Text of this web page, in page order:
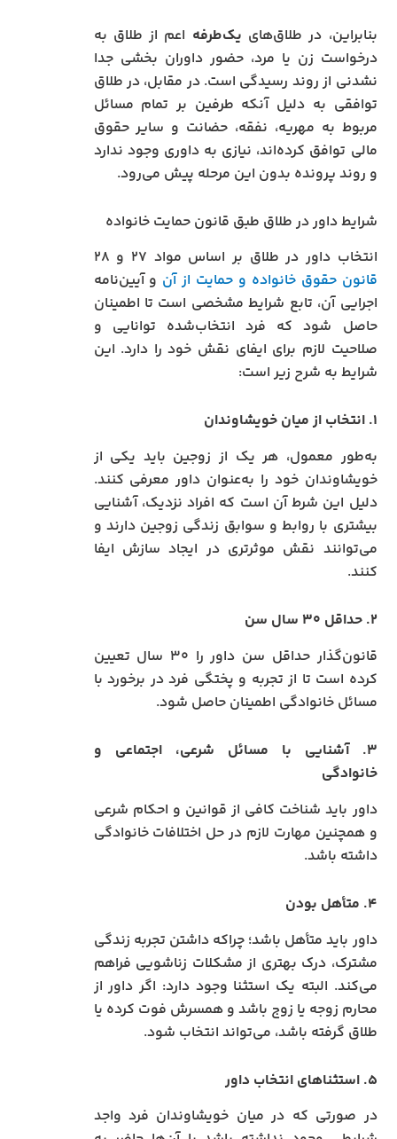
بنابراین، در طلاق‌های یک‌طرفه اعم از طلاق به
درخواست زن یا مرد، حضور داوران بخشی جدا
نشدنی از روند رسیدگی است. در مقابل، در طلاق
توافقی به دلیل آنکه طرفین بر تمام مسائل
مربوط به مهریه، نفقه، حضانت و سایر حقوق
مالی توافق کرده‌اند، نیازی به داوری وجود ندارد
و روند پرونده بدون این مرحله پیش می‌رود.
شرایط داور در طلاق طبق قانون حمایت خانواده
انتخاب داور در طلاق بر اساس مواد ۲۷ و ۲۸
قانون حقوق خانواده و حمایت از آن و آیین‌نامه
اجرایی آن، تابع شرایط مشخصی است تا اطمینان
حاصل شود که فرد انتخاب‌شده توانایی و
صلاحیت لازم برای ایفای نقش خود را دارد. این
شرایط به شرح زیر است:
۱. انتخاب از میان خویشاوندان
به‌طور معمول، هر یک از زوجین باید یکی از
خویشاوندان خود را به‌عنوان داور معرفی کنند.
دلیل این شرط آن است که افراد نزدیک، آشنایی
بیشتری با روابط و سوابق زندگی زوجین دارند و
می‌توانند نقش موثرتری در ایجاد سازش ایفا
کنند.
۲. حداقل ۳۰ سال سن
قانون‌گذار حداقل سن داور را ۳۰ سال تعیین
کرده است تا از تجربه و پختگی فرد در برخورد با
مسائل خانوادگی اطمینان حاصل شود.
۳. آشنایی با مسائل شرعی، اجتماعی و
خانوادگی
داور باید شناخت کافی از قوانین و احکام شرعی
و همچنین مهارت لازم در حل اختلافات خانوادگی
داشته باشد.
۴. متأهل بودن
داور باید متأهل باشد؛ چراکه داشتن تجربه زندگی
مشترک، درک بهتری از مشکلات زناشویی فراهم
می‌کند. البته یک استثنا وجود دارد: اگر داور از
محارم زوجه یا زوج باشد و همسرش فوت کرده یا
طلاق گرفته باشد، می‌تواند انتخاب شود.
۵. استثناهای انتخاب داور
در صورتی که در میان خویشاوندان فرد واجد